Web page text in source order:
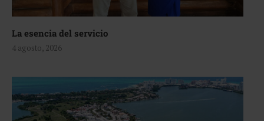
La esencia del servicio
4 agosto, 2026